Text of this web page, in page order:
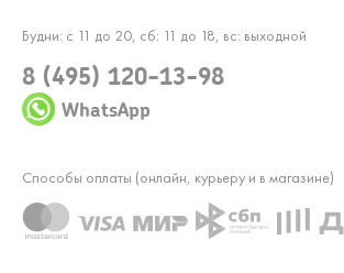
Будни: с 11 до 20, сб: 11 до 18, вс: выходной
8 (495) 120-13-98
WhatsApp
Способы оплаты (онлайн, курьеру и в магазине)